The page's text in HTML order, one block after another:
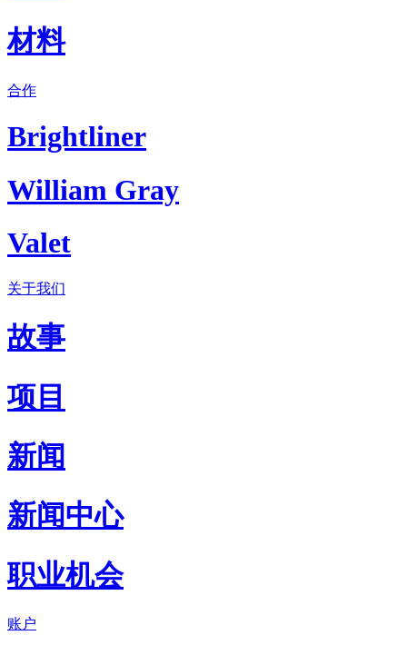
材料
合作
Brightliner
William Gray
Valet
关于我们
故事
项目
新闻
新闻中心
职业机会
账户